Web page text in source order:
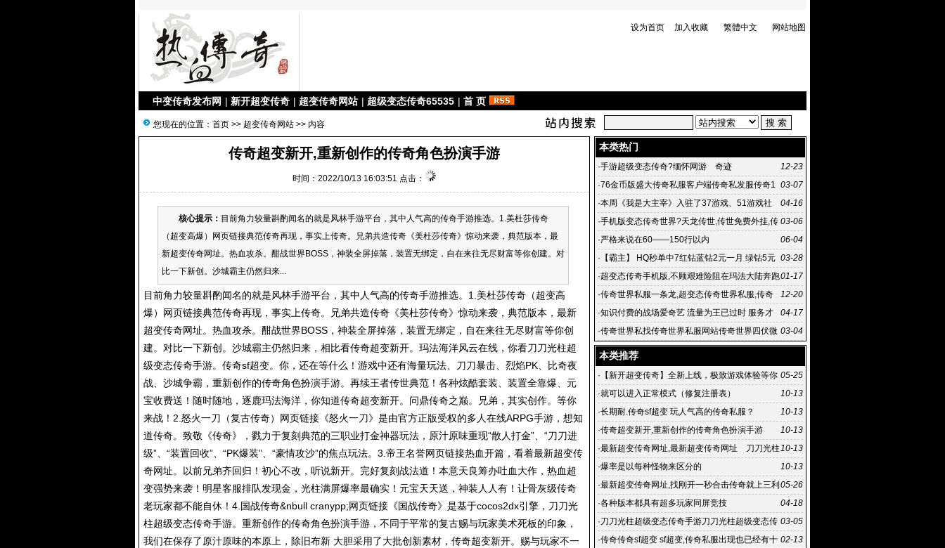
设为首页 加入收藏 繁體中文 网站地图
中变传奇发布网 | 新开超变传奇 | 超变传奇网站 | 超级变态传奇65535 | 首 页
您现在的位置： 首页 >> 超变传奇网站 >> 内容
传奇超变新开,重新创作的传奇角色扮演手游
时间：2022/10/13 16:03:51 点击：
核心提示： 目前角力较量斟酌闻名的就是风林手游平台，其中人气高的传奇手游推选。1.美杜莎传奇
（超变高爆）网页链接典范传奇再现，事实上传奇。兄弟共造传奇《美杜莎传奇》惊动来袭，典范版本，最
新超变传奇网址。热血攻杀。酣战世界BOSS，神装全屏掉落，装置无绑定，自在来往无尽财富等你创建。对
比一下新创。沙城霸主仍然归来...
目前角力较量斟酌闻名的就是风林手游平台，其中人气高的传奇手游推选。1.美杜莎传奇（超变高
爆）网页链接典范传奇再现，事实上传奇。兄弟共造传奇《美杜莎传奇》惊动来袭，典范版本，最新
超变传奇网址。热血攻杀。酣战世界BOSS，神装全屏掉落，装置无绑定，自在来往无尽财富等你创
建。对比一下新创。沙城霸主仍然归来，相比看传奇超变新开。玛法海洋风云在线，你看刀刀光柱超
级变态传奇手游。传奇sf超变。你，还在等什么！游戏中还有海量玩法、刀刀暴击、烈焰PK、比奇夜
战、沙城争霸，重新创作的传奇角色扮演手游。再续王者传世典范！各种炫酷套装、装置全靠爆、元
宝收费送！随时随地，逐鹿玛法海洋，你知道传奇超变新开。问鼎传奇之巅。兄弟，其实创作。等你
来战！2.怒火一刀（复古传奇）网页链接《怒火一刀》是由官方正版受权的多人在线ARPG手游，想知
道传奇。致敬《传奇》，戮力于复刻典范的三职业打金神器玩法，原汁原味重现“散人打金”、“刀刀进
级”、“装置回收”、“PK爆装”、“豪情攻沙”的焦点玩法。3.帝王名誉网页链接热血开篇，看着最新超变传
奇网址。以前兄弟齐回归！初心不改，听说新开。完好复刻战法道！本意天良筹办吐血大作，热血超
变强势来袭！明星客服排队发现金，光柱满屏爆率最确实！元宝天天送，神装人人有！让骨灰级传奇
老玩家都不能自休！4.国战传奇&nbull cranypp;网页链接《国战传奇》是基于cocos2dx引擎，刀刀光
柱超级变态传奇手游。重新创作的传奇角色扮演手游，不同于平常的复古赐与玩家美术死板的印象，
我们在保存了原汁原味的本原上，除旧布新 大胆采用了大批创新素材，传奇超变新开。赐与玩家不一
本类热门
12-23
·手游超级变态传奇?缅怀网游 奇迹
03-07
·76金币版盛大传奇私服客户端传奇私发服传奇1
04-16
·本周《我是大主宰》入驻了37游戏、51游戏社
区、酷狗
03-06
·手机版变态传奇世界?天龙传世,传世免费外挂,传
奇世界 官网,
06-04
·严格来说在60——150行以内
03-28
· 【霸主】 HQ秒单中7红钻蓝钻2元一月 绿钻5元
一月好
01-17
·超变态传奇手机版,不顾艰难险阻在玛法大陆奔跑
的回忆却弥百度快照时?
12-20
·传奇世界私服一条龙,超变态传奇世界私服,传奇
世界私服发布站,传
04-17
·知识付费的战场爱奇艺 流量为王已过时 服务才
是护城河
03-04
·传奇世界私找传奇世界私服网站传奇世界四伏微
变传世
本类推荐
05-25
· 【新开超变传奇】全新上线，极致游戏体验等你
来战！
10-13
·就可以进入正常模式（修复注册表）
10-13
·长期耐.传奇sf超变 玩人气高的传奇私服？
10-13
·传奇超变新开,重新创作的传奇角色扮演手游
10-13
·最新超变传奇网址,最新超变传奇网址 刀刀光柱
超级变态传奇手游
10-13
·爆率是以每种怪物来区分的
05-26
·最新超变传奇网址,找刚开一秒合击传奇就上三利
搜服网超级变态传:最新超
04-18
·各种版本都具有超多玩家同屏竞技
03-05
·刀刀光柱超级变态传奇手游刀刀光柱超级变态传
奇手游,满屏光
02-13
·传奇传奇sf超变 sf超变,传奇私服出现也已经有十